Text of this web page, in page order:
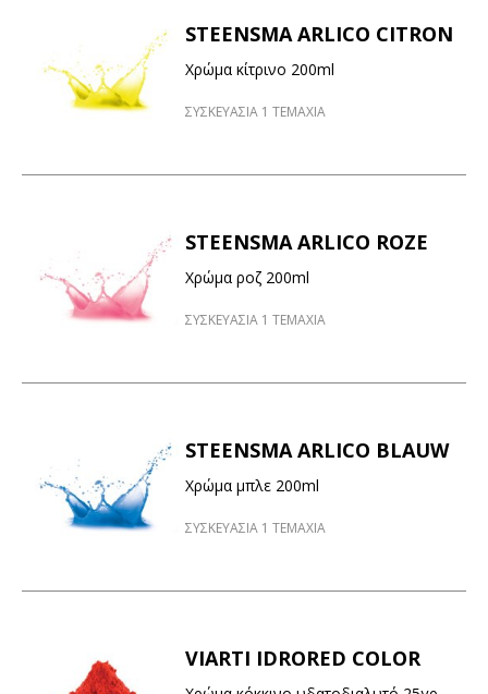
STEENSMA ARLICO CITRON
Χρώμα κίτρινο 200ml
ΣΥΣΚΕΥΑΣΙΑ 1 ΤΕΜΑΧΙΑ
STEENSMA ARLICO ROZE
Χρώμα ροζ 200ml
ΣΥΣΚΕΥΑΣΙΑ 1 ΤΕΜΑΧΙΑ
STEENSMA ARLICO BLAUW
Χρώμα μπλε 200ml
ΣΥΣΚΕΥΑΣΙΑ 1 ΤΕΜΑΧΙΑ
VIARTI IDRORED COLOR